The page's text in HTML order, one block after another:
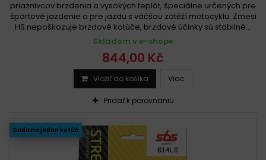
priaznivcov brzdenia a vysokých teplôt, špeciálne určených pre
športové jazdenie a pre jazdu s väčšou zátěží motocyklu. Zmesi
HS nepoškozuje brzdové kotúče, brzdové účinky sú stabilné...
Skladom v e-shope
844,00 Kč
Vložiť do košíka Viac
Pridať k porovnaniu
Sada na jeden kotúč